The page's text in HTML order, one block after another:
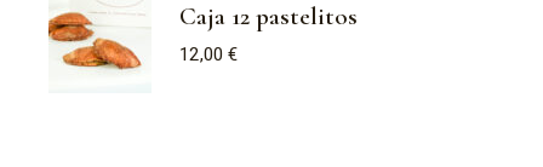
Caja 12 pastelitos
12,00€